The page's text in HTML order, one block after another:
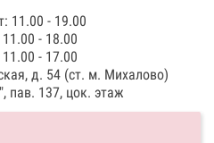
11.00 - 19.00
- 18.00
- 17.00
д. 54 (ст. м. Михалово)
пав. 137, цок. этаж